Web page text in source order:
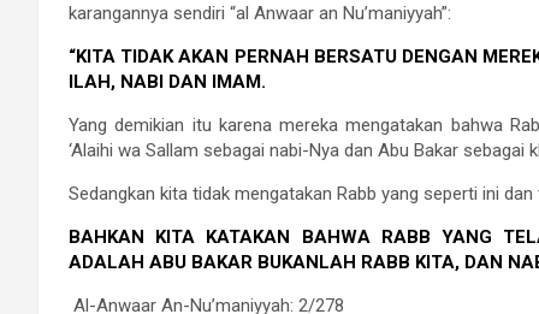
karangannya sendiri “al Anwaar an Nu’maniyyah”:
“KITA TIDAK AKAN PERNAH BERSATU DENGAN
ILAH, NABI DAN IMAM.
Yang demikian itu karena mereka mengatakan bahwa
‘Alaihi wa Sallam sebagai nabi-Nya dan Abu Bakar
Sedangkan kita tidak mengatakan Rabb yang seperti ini
BAHKAN KITA KATAKAN BAHWA RABB YANG
ADALAH ABU BAKAR BUKANLAH RABB KITA, DAN
Al-Anwaar An-Nu’maniyyah: 2/278